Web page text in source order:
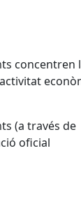
concentren
(a través de
oficial